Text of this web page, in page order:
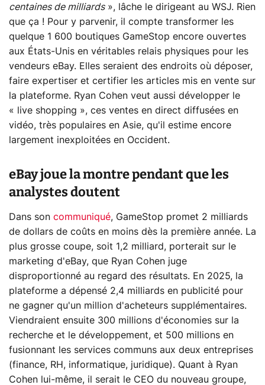
centaines de milliards», lâche le dirigeant au WSJ. Rien
que ça ! Pour y parvenir, il compte transformer les
quelque 1 600 boutiques GameStop encore ouvertes
aux États-Unis en véritables relais physiques pour les
vendeurs eBay. Elles seraient des endroits où déposer,
faire expertiser et certifier les articles mis en vente sur
la plateforme. Ryan Cohen veut aussi développer le
« live shopping », ces ventes en direct diffusées en
vidéo, très populaires en Asie, qu'il estime encore
largement inexploitées en Occident.
eBay joue la montre pendant que les
analystes doutent
Dans son communiqué, GameStop promet 2 milliards
de dollars de coûts en moins dès la première année. La
plus grosse coupe, soit 1,2 milliard, porterait sur le
marketing d'eBay, que Ryan Cohen juge
disproportionné au regard des résultats. En 2025, la
plateforme a dépensé 2,4 milliards en publicité pour
ne gagner qu'un million d'acheteurs supplémentaires.
Viendraient ensuite 300 millions d'économies sur la
recherche et le développement, et 500 millions en
fusionnant les services communs aux deux entreprises
(finance, RH, informatique, juridique). Quant à Ryan
Cohen lui-même, il serait le CEO du nouveau groupe,